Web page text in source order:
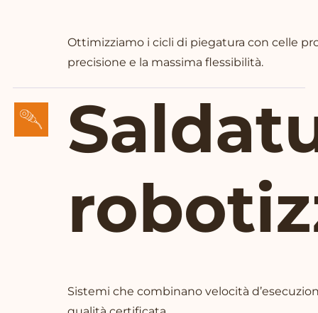
Ottimizziamo i cicli di piegatura con celle
precisione e la massima flessibilità.
Sistemi che combinano velocità